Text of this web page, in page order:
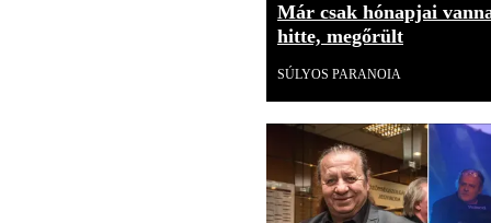
Már csak hónapjai
hitte, megőrült
SÚLYOS PARANOIA